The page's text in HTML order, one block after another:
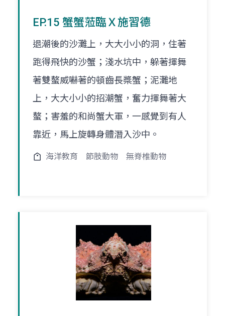
EP.15 蟹蟹蒞臨Ｘ施習德
退潮後的沙灘上，大大小小的洞，住著
跑得飛快的沙蟹；淺水坑中，躲著揮舞
著雙螯威嚇著的頓齒長槳蟹；泥灘地
上，大大小小的招潮蟹，奮力揮舞著大
螯；害羞的和尚蟹大軍，一感覺到有人
靠近，馬上旋轉身體潛入沙中。
海洋教育 節肢動物 無脊椎動物